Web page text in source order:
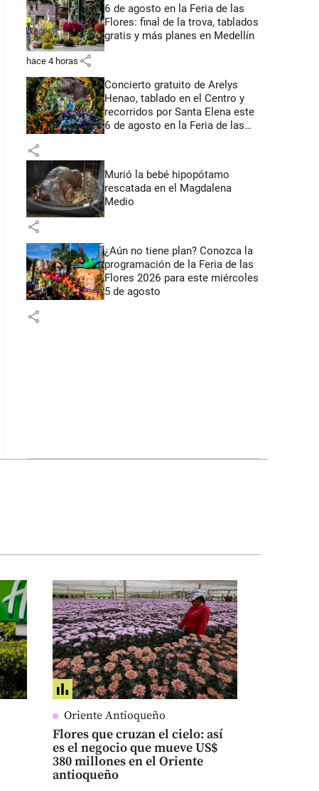
6 de agosto en la Feria de las
Flores: final de la trova, tablados
gratis y más planes en Medellín
hace 4 horas share
Concierto gratuito de Arelys
Henao, tablado en el Centro y
recorridos por Santa Elena este
6 de agosto en la Feria de las
share
Murió la bebé hipopótamo
rescatada en el Magdalena
Medio
share
¿Aún no tiene plan? Conozca la
programación de la Feria de las
Flores 2026 para este miércoles
5 de agosto
share
Oriente Antioqueño
Flores que cruzan el cielo: así
es el negocio que mueve US$
380 millones en el Oriente
antioqueño